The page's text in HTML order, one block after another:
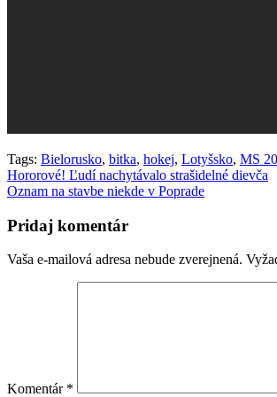
Tags: Bielorusko, bitka, hokej, Lotyšsko, MS
Navigácia
v
článku
Hororové! Ľudí nachytávalo strašidelné dievča
Oznam na stavbe niekde v Poprade
Pridaj komentár
Vaša e-mailová adresa nebude zverejnená.
Komentár *